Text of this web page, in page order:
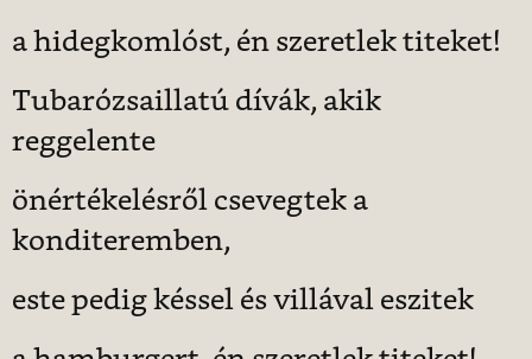
a hidegkomlóst, én szeretlek titeket!
Tubarózsaillatú dívák, akik
reggelente
önértékelésről csevegtek a
konditeremben,
este pedig késsel és villával eszitek